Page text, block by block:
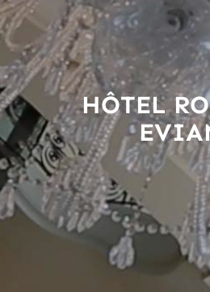
HÔTEL